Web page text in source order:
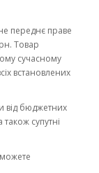
переднє праве
Товар
сучасному
встановлених
від бюджетних
також супутні